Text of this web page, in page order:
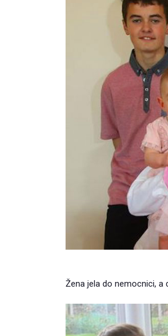
Žena jela do nemocnici, a